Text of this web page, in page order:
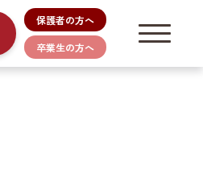
保護者の方へ
卒業生の方へ